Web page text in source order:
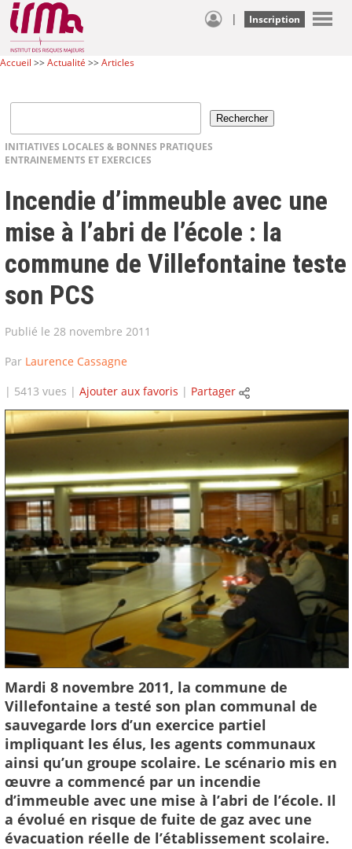
| Inscription
Accueil >>Actualité >>Articles
INITIATIVES LOCALES & BONNES PRATIQUES
ENTRAINEMENTS ET EXERCICES
Incendie d’immeuble avec une
mise à l’abri de l’école : la
commune de Villefontaine teste
son PCS
Publié le 28 novembre 2011
Par Laurence Cassagne
| 5413 vues | Ajouter aux favoris | Partager
Mardi 8 novembre 2011, la commune de
Villefontaine a testé son plan communal de
sauvegarde lors d’un exercice partiel
impliquant les élus, les agents communaux
ainsi qu’un groupe scolaire. Le scénario mis en
œuvre a commencé par un incendie
d’immeuble avec une mise à l’abri de l’école. Il
a évolué en risque de fuite de gaz avec une
évacuation réelle de l’établissement scolaire.